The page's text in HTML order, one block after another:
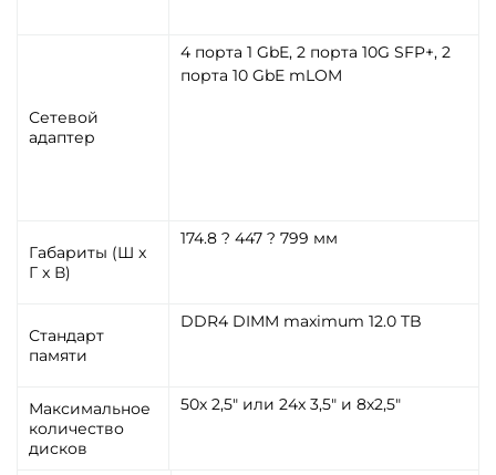
Сетевой
адаптер
4 порта 1 GbE, 2 порта 10G SFP+, 2
порта 10 GbE mLOM
Габариты (Ш x
Г x В)
174.8 ? 447 ? 799 мм
Стандарт
памяти
DDR4 DIMM maximum 12.0 TB
Максимальное
количество
дисков
50х 2,5" или 24x 3,5" и 8х2,5"